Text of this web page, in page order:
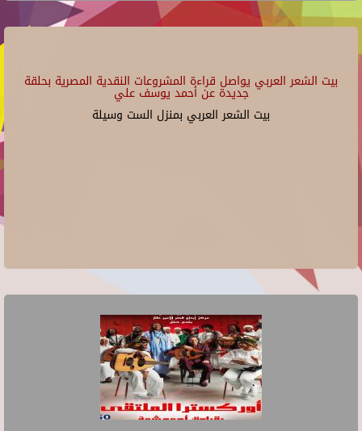
بيت الشعر العربي يواصل قراءة المشروعات النقدية المصرية بحلقة
جديدة عن أحمد يوسف علي
بيت الشعر العربي بمنزل الست وسيلة